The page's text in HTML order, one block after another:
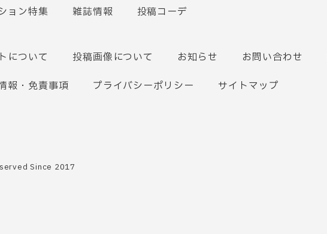
ョン特集 雑誌情報 投稿コーデ
について 投稿画像について お知らせ お問い合わせ
報・免責事項
プライバシーポリシー サイトマップ
Since 2017